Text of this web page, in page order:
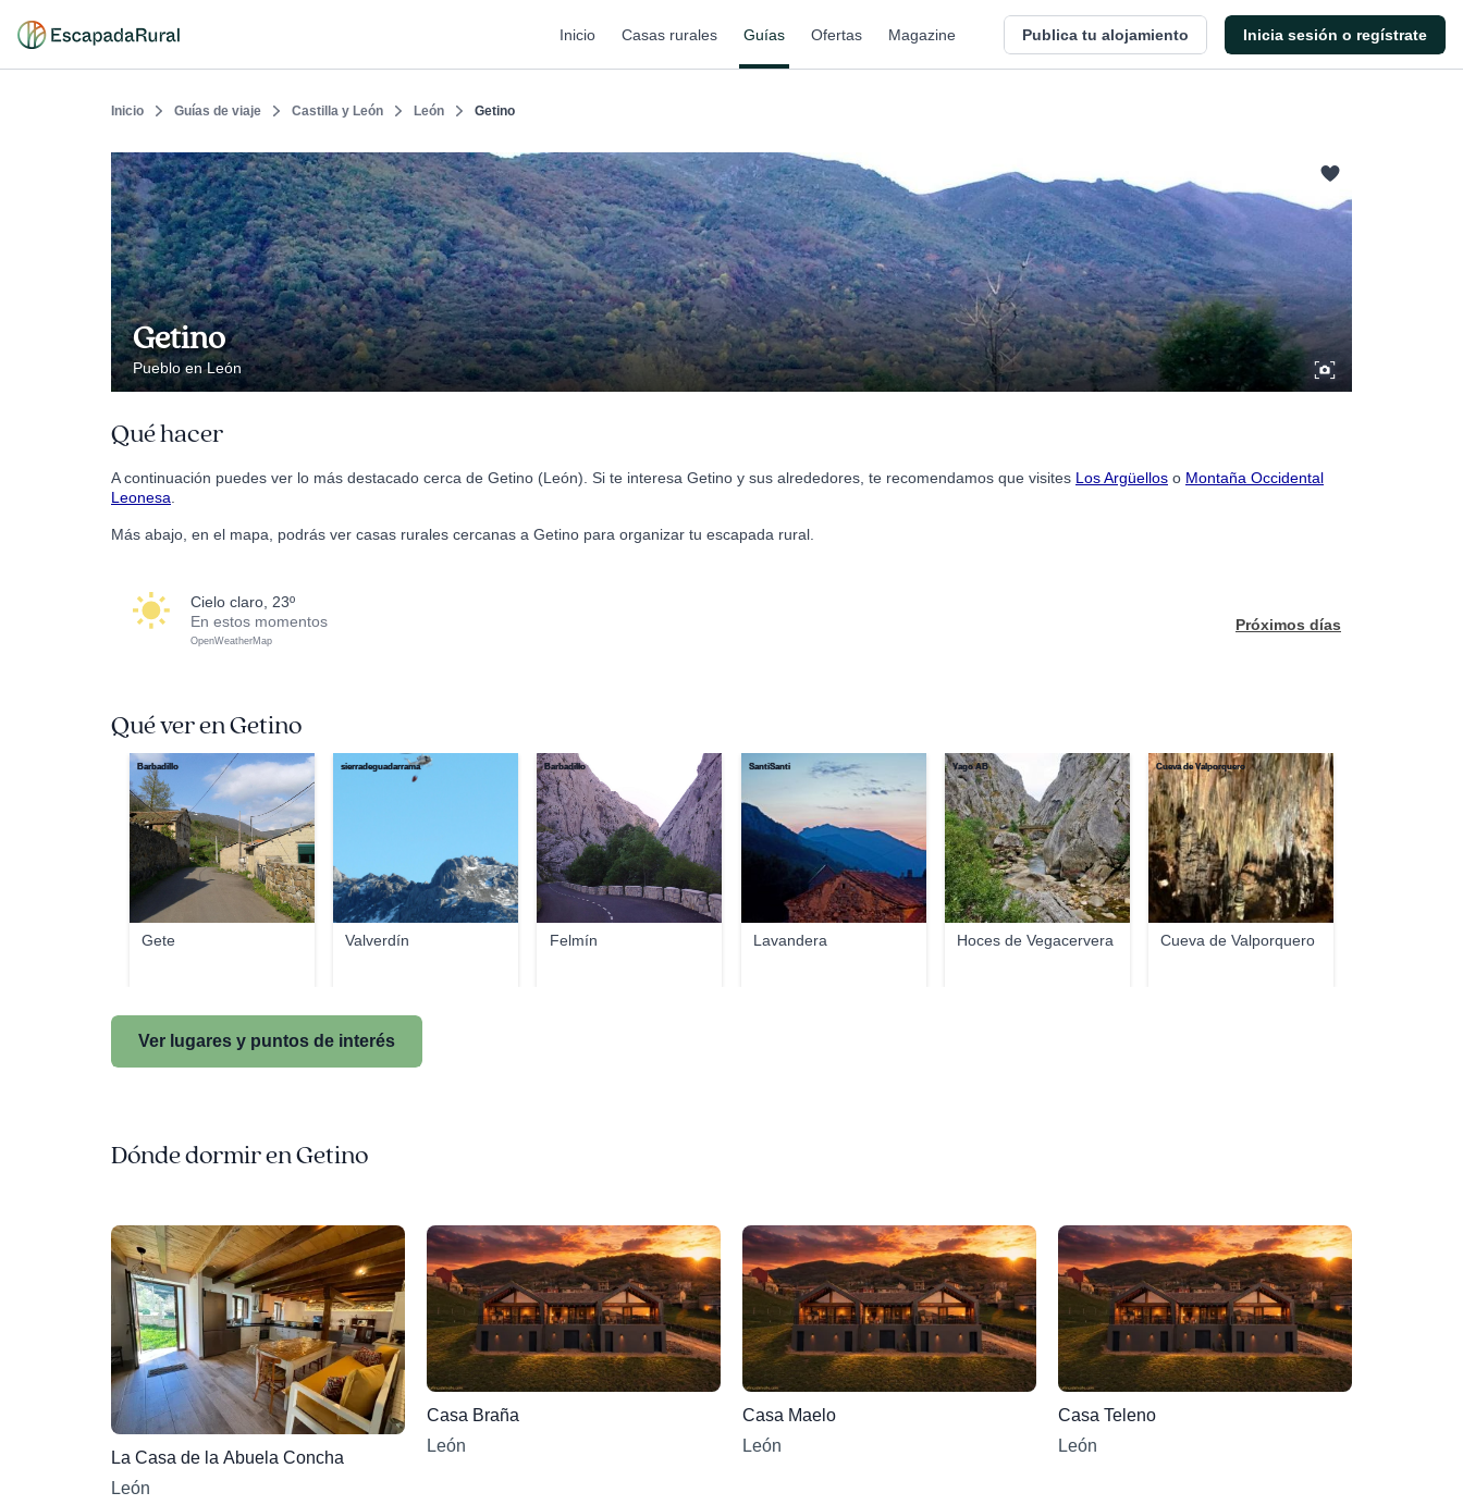
Inicio Casas rurales Guías Ofertas Magazine Publica tu alojamiento Inicia sesión o regístrate
Inicio Guías de viaje Castilla y León León Getino
Getino
Pueblo en León
Qué hacer
A continuación puedes ver lo más destacado cerca de Getino (León). Si te interesa Getino y sus alrededores, te recomendamos que visites Los Argüellos o Montaña Occidental
Leonesa
Más abajo, en el mapa, podrás ver casas rurales cercanas a Getino para organizar tu escapada rural.
cielo claro, 23º
En estos momentos
OpenWeatherMap
Próximos días
Qué ver en Getino
Gete
Barbadillo
Valverdín
sierradeguadarrama
Felmín
Barbadillo
Lavandera
SantiSanti
Hoces de Vegacervera
Yago AB
Cueva de Valporquero
Cueva de Valporquero
Ver lugares y puntos de interés
Dónde dormir en Getino
La Casa de la Abuela Concha
León
Casa Braña
León
Casa Maelo
León
Casa Teleno
León